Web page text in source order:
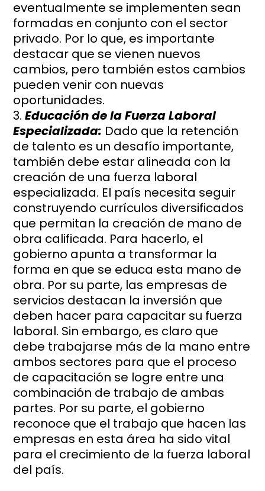
eventualmente se implementen sean
formadas en conjunto con el sector
privado. Por lo que, es importante
destacar que se vienen nuevos
cambios, pero también estos cambios
pueden venir con nuevas
oportunidades.
Educación de la Fuerza Laboral
Especializada: Dado que la retención
de talento es un desafío importante,
también debe estar alineada con la
creación de una fuerza laboral
especializada. El país necesita seguir
construyendo currículos diversificados
que permitan la creación de mano de
obra calificada. Para hacerlo, el
gobierno apunta a transformar la
forma en que se educa esta mano de
obra. Por su parte, las empresas de
servicios destacan la inversión que
deben hacer para capacitar su fuerza
laboral. Sin embargo, es claro que
debe trabajarse más de la mano entre
ambos sectores para que el proceso
de capacitación se logre entre una
combinación de trabajo de ambas
partes. Por su parte, el gobierno
reconoce que el trabajo que hacen las
empresas en esta área ha sido vital
para el crecimiento de la fuerza laboral
del país.